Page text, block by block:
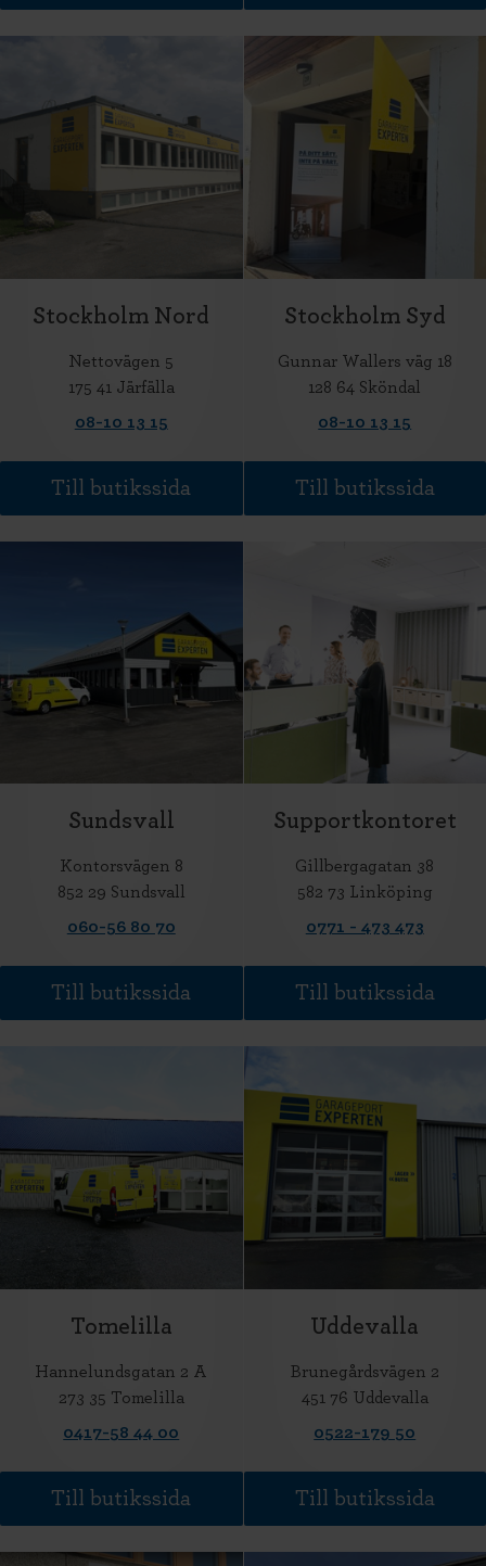
Stockholm Nord
Nettovägen 5
175 41 Järfälla
08-10 13 15
Till butikssida
Stockholm Syd
Gunnar Wallers väg 18
128 64 Sköndal
08-10 13 15
Till butikssida
Sundsvall
Kontorsvägen 8
852 29 Sundsvall
060-56 80 70
Till butikssida
Supportkontoret
Gillbergagatan 38
582 73 Linköping
0771 - 473 473
Till butikssida
Tomelilla
Hannelundsgatan 2 A
273 35 Tomelilla
0417-58 44 00
Till butikssida
Uddevalla
Brunegårdsvägen 2
451 76 Uddevalla
0522-179 50
Till butikssida